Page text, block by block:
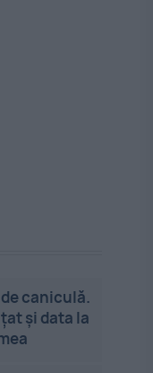
caniculă.
și data la